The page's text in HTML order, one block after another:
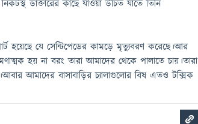
ডাক্তারের কাছে যাওয়া উচিত যাতে তিনি
হয়েছে যে সেন্টিপেডের কামড়ে মৃত্যুবরণ করেছে।আর
হয় না বরং তারা আমাদের থেকে পালাতে চায়।তারা
আমাদের বাসাবাড়ির চ্যালাগুলোর বিষ এতও টক্সিক